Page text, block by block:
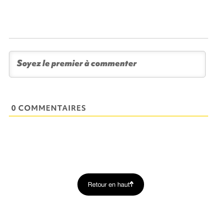
0 COMMENTAIRES
Retour en haut